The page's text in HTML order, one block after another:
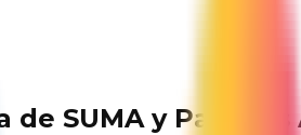
de SUMA y